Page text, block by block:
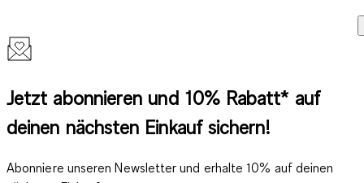
Jetzt abonnieren und 10% Rabatt* auf
deinen nächsten Einkauf sichern!
Abonniere unseren Newsletter und erhalte 10% auf deinen